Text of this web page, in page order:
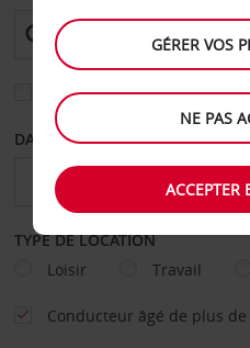
Sélectionnez une autre
DATE DE DÉPART
TYPE DE LOCATION
Loisir
Travail
Conducteur âgé de plus de
GÉRER VOS
NE PAS
ACCEPTER